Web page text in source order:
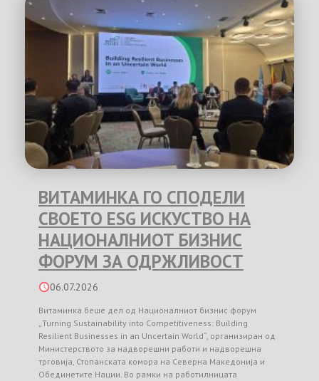
ВИТАМИНКА ГО СПОДЕЛИ
СВОЕТО ESG ИСКУСТВО НА
НАЦИОНАЛНИОТ БИЗНИС
ФОРУМ ЗА ОДРЖЛИВОСТ
06.07.2026
Витаминка беше дел од Националниот бизнис форум
„Turning Sustainability into Competitiveness: Building
Resilient Businesses in an Uncertain World“, организиран од
Министерството за надворешни работи и надворешна
трговија, Стопанската комора на Северна Македонија и
Обединетите Нации. Во рамки на работилницата